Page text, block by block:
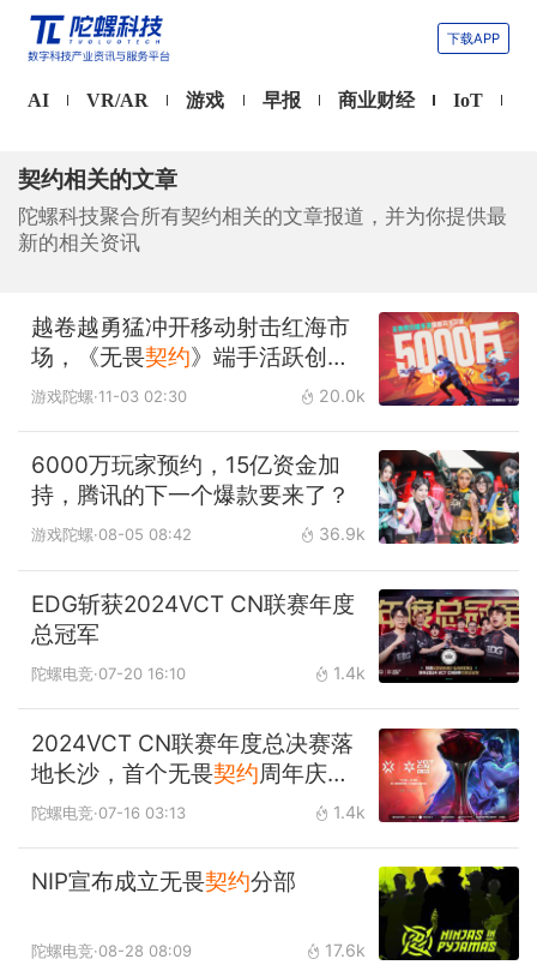
下载APP
AI VR/AR 游戏 早报 商业财经 IoT
契约相关的文章
陀螺科技聚合所有契约相关的文章报道，并为你提供最
新的相关资讯
越卷越勇猛冲开移动射击红海市
场，《无畏契约》端手活跃创新
高
游戏陀螺·11-03 02:30 20.0k
6000万玩家预约，15亿资金加
持，腾讯的下一个爆款要来了？
游戏陀螺·08-05 08:42 36.9k
EDG斩获2024VCT CN联赛年度
总冠军
陀螺电竞·07-20 16:10 1.4k
2024VCT CN联赛年度总决赛落
地长沙，首个无畏契约周年庆同
步开启
陀螺电竞·07-16 03:13 1.4k
NIP宣布成立无畏契约分部
陀螺电竞·08-28 08:09 17.6k